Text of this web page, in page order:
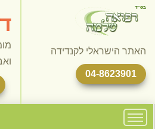
האתר הישראלי לקנדידה
04-8623901